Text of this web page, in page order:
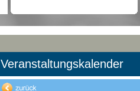
Veranstaltungskalender